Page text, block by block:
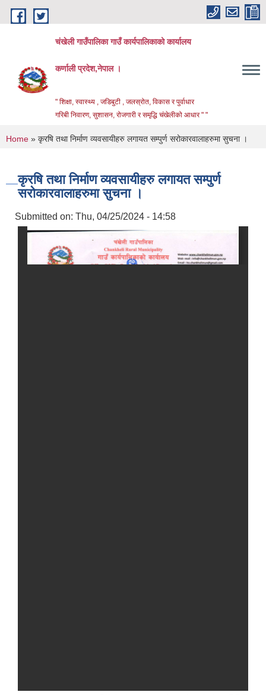
Skip to main content
चंखेली गाउँपालिका गाउँ कार्यपालिकाको कार्यालय
कर्णाली प्रदेश,नेपाल ।
" शिक्षा, स्वास्थ्य , जडिबुटी , जलस्रोत, विकास र पुर्वाधार
गरिबी निवारण, सुशासन, रोजगारी र समृद्धि चंखेलीको आधार " "
You are here
Home » कृरषि तथा निर्माण व्यवसायीहरु लगायत सम्पुर्ण सरोकारवालाहरुमा सुचना ।
कृरषि तथा निर्माण व्यवसायीहरु लगायत सम्पुर्ण
सरोकारवालाहरुमा सुचना ।
Submitted on: Thu, 04/25/2024 - 14:58